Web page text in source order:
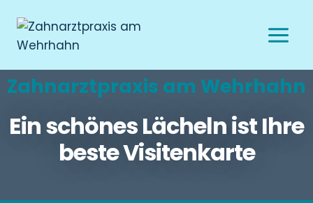
Zahnarztpraxis am Wehrhahn
Ein schönes Lächeln ist Ihre
beste Visitenkarte